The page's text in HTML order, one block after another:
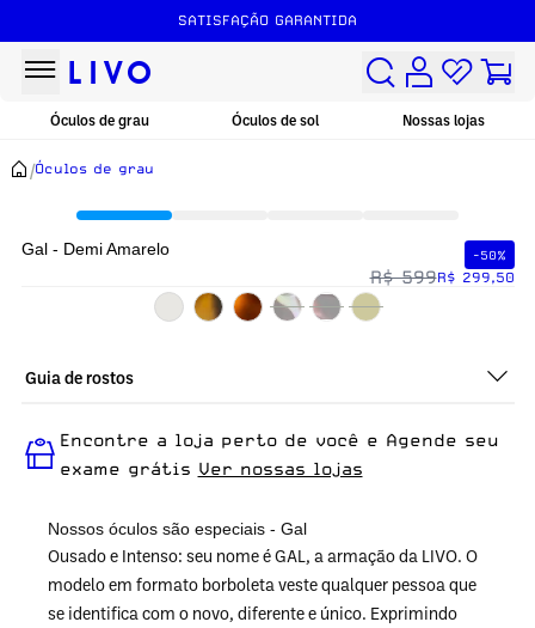
SATISFAÇÃO GARANTIDA
Óculos de grau Óculos de sol Nossas lojas
/Óculos de grau
Nossos óculos são especiais - Gal
Ousado e Intenso: seu nome é GAL, a armação da LIVO. O
modelo em formato borboleta veste qualquer pessoa que
se identifica com o novo, diferente e único. Exprimindo
Gal - Demi Amarelo -50%
R$ 599R$ 299,50
Guia de rostos
ideal para quem busca um óculos confortável para o dia a dia.
Encontre a loja perto de você e Agende seu
exame grátis Ver nossas lojas